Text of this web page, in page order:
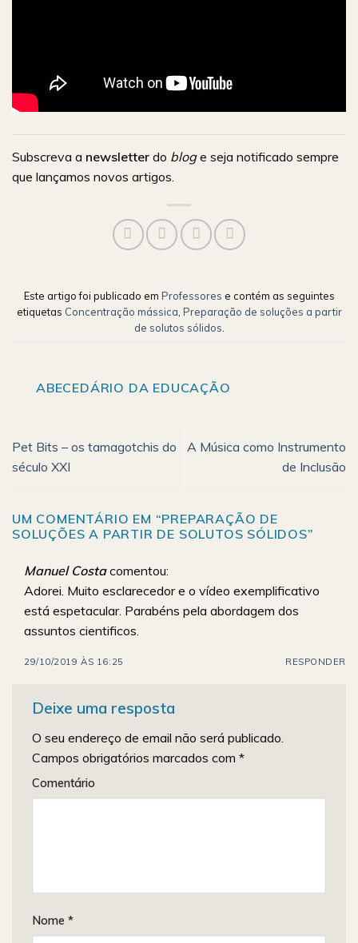
Subscreva a newsletter do bloge seja notificado sempre
que lançamos novos artigos.
Este artigo foi publicado em Professores e contém as seguintes
etiquetas Concentração mássica Preparação de soluções a partir
de solutos sólidos
ABECEDÁRIO DA EDUCAÇÃO
Pet Bits – os tamagotchis do
século XXI
A Música como Instrumento
de Inclusão
UM COMENTÁRIO EM “PREPARAÇÃO DE
SOLUÇÕES A PARTIR DE SOLUTOS SÓLIDOS”
Manuel Costa comentou:
Adorei. Muito esclarecedor e o vídeo exemplificativo
está espetacular. Parabéns pela abordagem dos
assuntos cientificos.
29/10/2019 ÀS 16:25 RESPONDER
Deixe uma resposta
O seu endereço de email não será publicado.
Campos obrigatórios marcados com *
Comentário
Nome *